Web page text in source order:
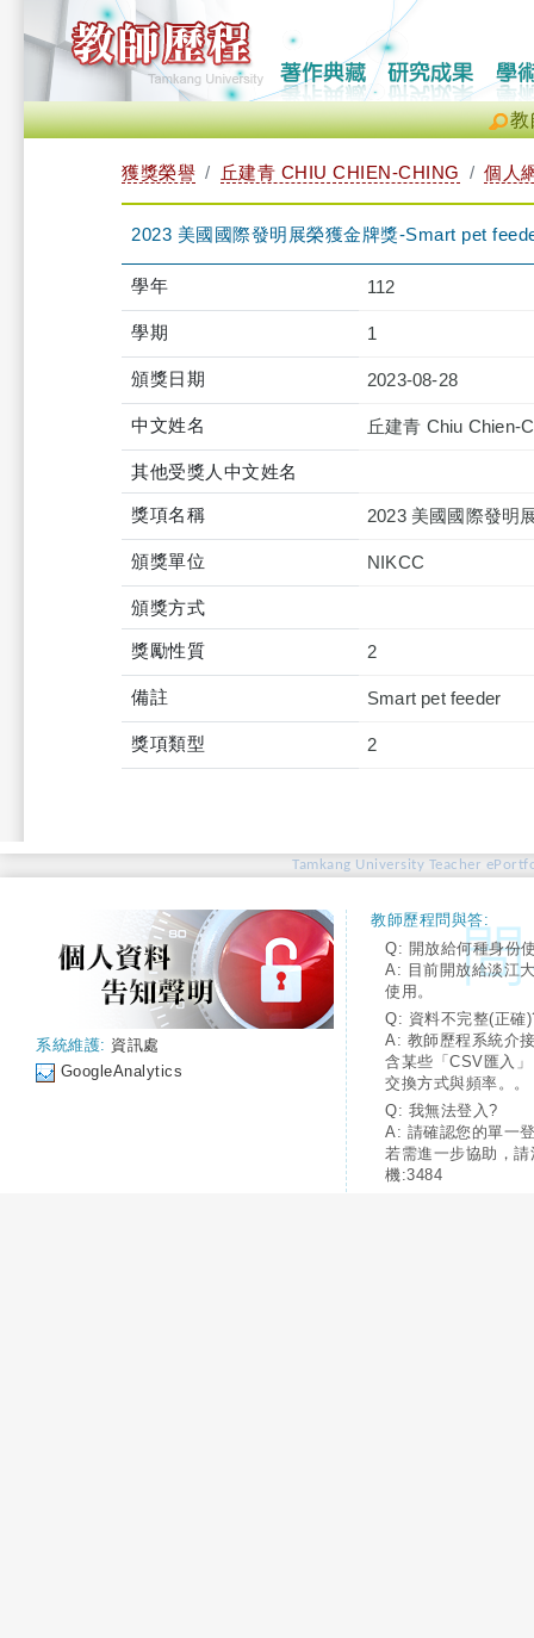
教
獲獎榮譽 丘建青 CHIU CHIEN-CHING 個人
2023 美國國際發明展榮獲金牌獎-Smart pet
學年 112
學期 1
頒獎日期 2023-08-28
中文姓名 丘建青 Chiu Chien-
其他受獎人中文姓名
獎項名稱 2023 美國國際發明
頒獎單位 NIKCC
頒獎方式
獎勵性質 2
備註 Smart pet feeder
獎項類型 2
Tamkang University Teacher
系統維護: 資訊處
GoogleAnalytics
教師歷程問與答:
Q: 開放給何種身份
A: 目前開放給淡江
使用。
Q: 資料不完整(正確
A: 教師歷程系統介
含某些「CSV匯入
交換方式與頻率。。
Q: 我無法登入?
A: 請確認您的單一
若需進一步協助，
機:3484